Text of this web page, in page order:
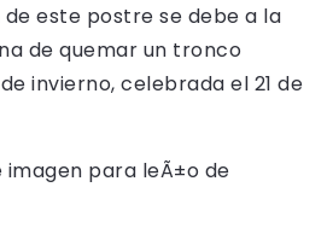
este postre se debe a la
de quemar un tronco
invierno, celebrada el 21 de